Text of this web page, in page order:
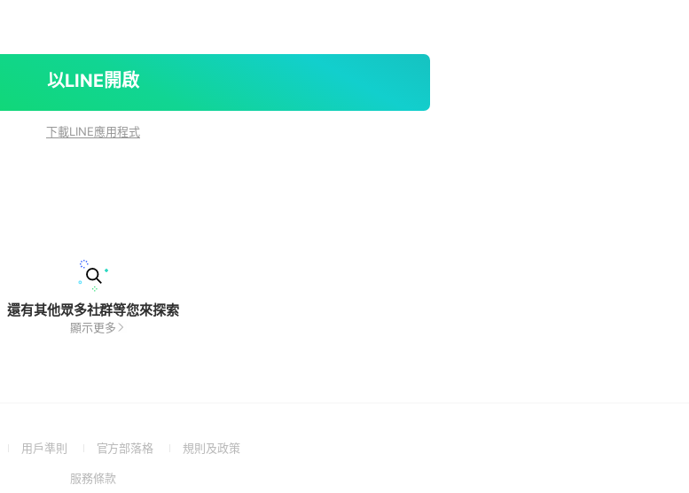
以LINE開啟
下載LINE應用程式
還有其他眾多社群等您來探索
顯示更多
(Open用戶準則
(Open
a
官方部落格
(Open規則及政策(Open
服務條款(Open